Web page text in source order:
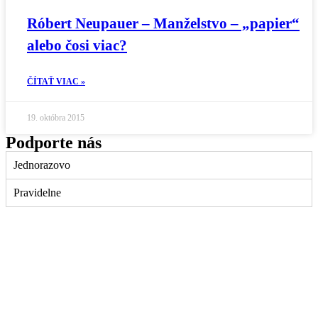
Róbert Neupauer – Manželstvo – „papier“
alebo čosi viac?
ČÍTAŤ VIAC »
19. októbra 2015
Podporte nás
Jednorazovo
Pravidelne